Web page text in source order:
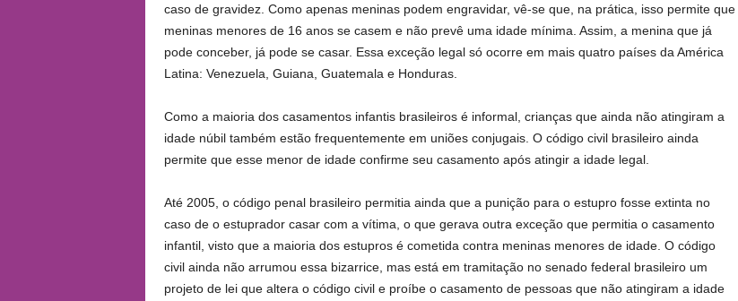
caso de gravidez. Como apenas meninas podem engravidar, vê-se que, na prática, isso permite que
meninas menores de 16 anos se casem e não prevê uma idade mínima. Assim, a menina que já
pode conceber, já pode se casar. Essa exceção legal só ocorre em mais quatro países da América
Latina: Venezuela, Guiana, Guatemala e Honduras.
Como a maioria dos casamentos infantis brasileiros é informal, crianças que ainda não atingiram a
idade núbil também estão frequentemente em uniões conjugais. O código civil brasileiro ainda
permite que esse menor de idade confirme seu casamento após atingir a idade legal.
Até 2005, o código penal brasileiro permitia ainda que a punição para o estupro fosse extinta no
caso de o estuprador casar com a vítima, o que gerava outra exceção que permitia o casamento
infantil, visto que a maioria dos estupros é cometida contra meninas menores de idade. O código
civil ainda não arrumou essa bizarrice, mas está em tramitação no senado federal brasileiro um
projeto de lei que altera o código civil e proíbe o casamento de pessoas que não atingiram a idade